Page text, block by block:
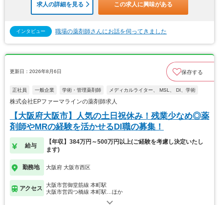
求人の詳細を見る この求人に興味がある
インタビュー 職場の薬剤師さんにお話を伺ってきました
更新日：2026年8月6日 保存する
正社員 一般企業 学術・管理薬剤師 メディカルライター、 MSL、 DI、学術
株式会社EPファーマラインの薬剤師求人
【大阪府大阪市】人気の土日祝休み！残業少なめ◎薬
剤師やMRの経験を活かせるDI職の募集！
給与
【年収】384万円～500万円以上(ご経験を考慮し決定いたし
ます)
勤務地 大阪府 大阪市西区
アクセス
大阪市営御堂筋線 本町駅
大阪市営四つ橋線 本町駅…ほか